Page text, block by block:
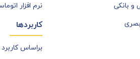
و بانکی
نرم افزار
کاربردها
براساس کاربرد